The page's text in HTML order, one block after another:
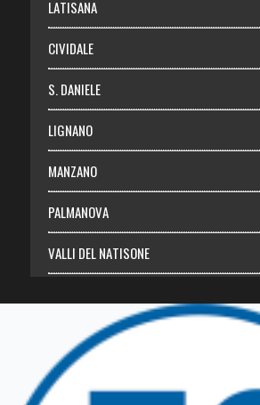
LATISANA
CIVIDALE
S. DANIELE
LIGNANO
MANZANO
PALMANOVA
VALLI DEL NATISONE
TRICESIMO
TARCENTO